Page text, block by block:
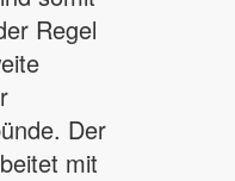
Regel
Der
mit